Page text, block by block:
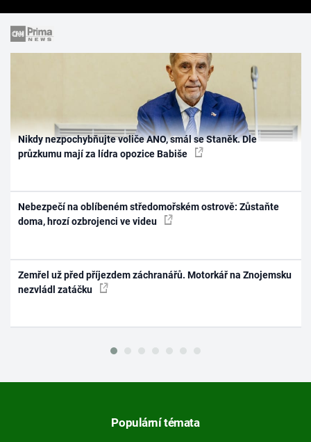
Nikdy nezpochybňujte voliče ANO, smál se Staněk. Dle
průzkumu mají za lídra opozice Babiše
Nebezpečí na oblíbeném středomořském ostrově: Zůstaňte
doma, hrozí ozbrojenci ve videu
Zemřel už před příjezdem záchranářů. Motorkář na Znojemsku
nezvládl zatáčku
Populární témata